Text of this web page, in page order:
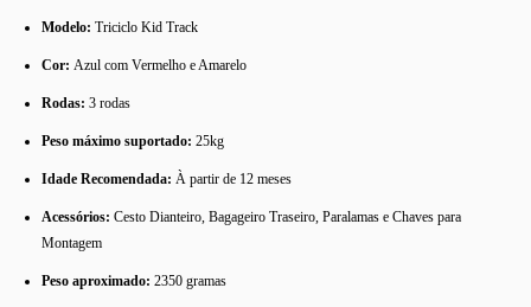
Modelo: Triciclo Kid Track
Cor: Azul com Vermelho e Amarelo
Rodas: 3 rodas
Peso máximo suportado: 25kg
Idade Recomendada: À partir de 12 meses
Acessórios: Cesto Dianteiro, Bagageiro Traseiro, Paralamas e Chaves para
Montagem
Peso aproximado: 2350 gramas